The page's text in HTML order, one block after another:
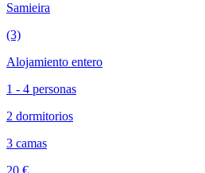
Samieira
(3)
Alojamiento entero
1 - 4 personas
2 dormitorios
3 camas